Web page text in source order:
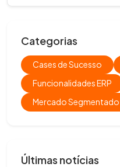
Categorias
Cases de Sucesso
Funcionalidades ERP
Mercado Segmentado
Últimas notícias